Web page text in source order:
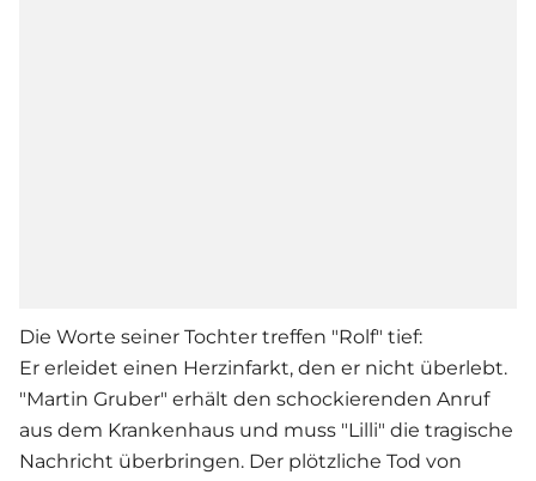
Die Worte seiner Tochter treffen "Rolf" tief:
Er erleidet einen Herzinfarkt, den er nicht überlebt.
"Martin Gruber" erhält den schockierenden Anruf
aus dem Krankenhaus und muss "Lilli" die tragische
Nachricht überbringen. Der plötzliche Tod von